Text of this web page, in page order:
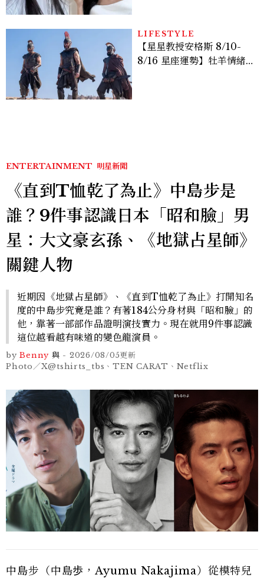
LIFESTYLE
【星星教授安格斯 8/10-
8/16 星座運勢】牡羊情緒
ENTERTAINMENT 明星新聞
《直到T恤乾了為止》中島步是
誰？9件事認識日本「昭和臉」男
星：大文豪玄孫、《地獄占星師》
關鍵人物
近期因《地獄占星師》、《直到T恤乾了為止》打開知名
度的中島步究竟是誰？有著184公分身材與「昭和臉」的
他，靠著一部部作品證明演技實力。現在就用9件事認識
這位越看越有味道的變色龍演員。
by Benny 與 - 2026/08/05更新
Photo／X@tshirts_tbs、TEN CARAT、Netflix
中島步（中島歩，Ayumu Nakajima）從模特兒